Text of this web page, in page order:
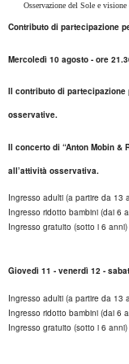
Osservazione del Sole e
Contributo di partecipazione
Mercoledì 10 agosto - ore
Il contributo di
osservative.
Il concerto di “Anton Mobin &
all’attività osservativa.
Ingresso adulti (a partire da 13
Ingresso ridotto bambini (dai 6
Ingresso gratuito (sotto i 6 anni)
Giovedì 11 - venerdì 12 -
Ingresso adulti (a partire da 13
Ingresso ridotto bambini (dai 6
Ingresso gratuito (sotto i 6 anni)